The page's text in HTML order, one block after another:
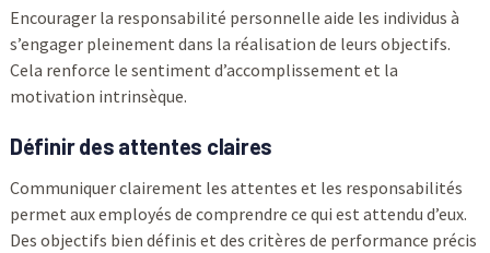
Encourager la responsabilité personnelle aide les individus à
s’engager pleinement dans la réalisation de leurs objectifs.
Cela renforce le sentiment d’accomplissement et la
motivation intrinsèque.
Définir des attentes claires
Communiquer clairement les attentes et les responsabilités
permet aux employés de comprendre ce qui est attendu d’eux.
Des objectifs bien définis et des critères de performance précis